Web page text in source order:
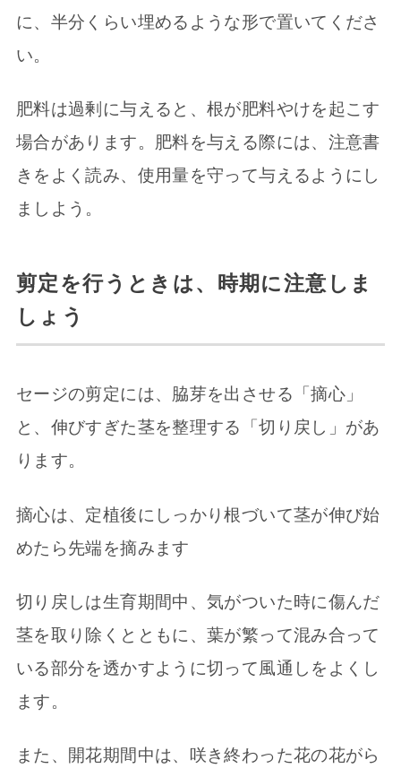
に、半分くらい埋めるような形で置いてくださ
い。
肥料は過剰に与えると、根が肥料やけを起こす
場合があります。肥料を与える際には、注意書
きをよく読み、使用量を守って与えるようにし
ましよう。
剪定を行うときは、時期に注意しま
しょう
セージの剪定には、脇芽を出させる「摘心」
と、伸びすぎた茎を整理する「切り戻し」があ
ります。
摘心は、定植後にしっかり根づいて茎が伸び始
めたら先端を摘みます
切り戻しは生育期間中、気がついた時に傷んだ
茎を取り除くとともに、葉が繁って混み合って
いる部分を透かすように切って風通しをよくし
ます。
また、開花期間中は、咲き終わった花の花がら